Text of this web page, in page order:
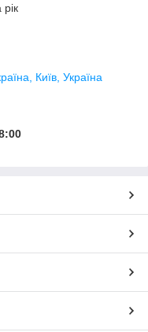
Київ, Україна